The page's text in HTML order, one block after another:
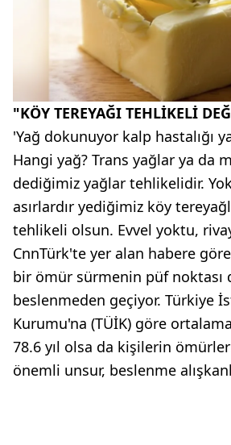
"KÖY TEREYAĞI TEHLİKELİ
'Yağ dokunuyor kalp hastalığı
Hangi yağ? Trans yağlar ya da
dediğimiz yağlar tehlikelidir.
asırlardır yediğimiz köy
tehlikeli olsun. Evvel yoktu,
CnnTürk'te yer alan habere
bir ömür sürmenin püf noktası
beslenmeden geçiyor. Türkiye
Kurumu'na (TÜİK) göre
78.6 yıl olsa da kişilerin
önemli unsur, beslenme